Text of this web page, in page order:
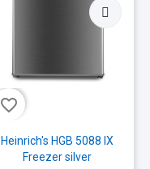
favorite_border
Heinrich's HGB 5088 IX
Freezer silver